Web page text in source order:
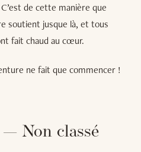
de cette manière que
soutient jusque là, et tous
fait chaud au cœur.
ne fait que commencer !
Non classé